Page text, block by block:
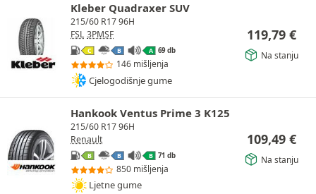
Kleber Quadraxer SUV
215/60 R17 96H
FSL 3PMSF
C B A 69 db
146 mišljenja
Cjelogodišnje gume
119,79 €
Na stanju
Hankook Ventus Prime 3 K125
215/60 R17 96H
Renault
B B B 71 db
850 mišljenja
Ljetne gume
109,49 €
Na stanju